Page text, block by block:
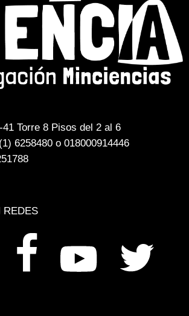
Torre 8 Pisos del 2 al 6
6258480 o 018000914446
REDES